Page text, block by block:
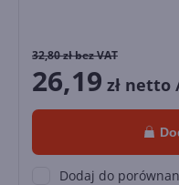
32,80zł bez VAT
26,19 zł netto
Dodaj do